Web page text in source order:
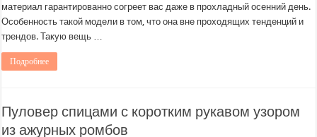
материал гарантированно согреет вас даже в прохладный осенний день.
Особенность такой модели в том, что она вне проходящих тенденций и
трендов. Такую вещь …
Подробнее
Пуловер спицами с коротким рукавом узором
из ажурных ромбов